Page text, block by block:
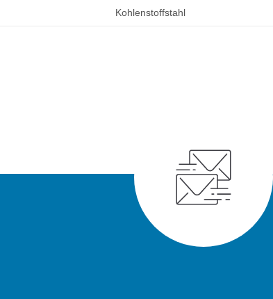
Kohlenstoffstahl